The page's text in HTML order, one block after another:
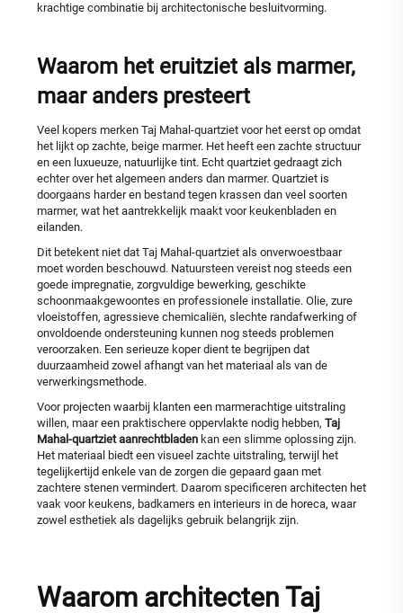
krachtige combinatie bij architectonische besluitvorming.
Waarom het eruitziet als marmer,
maar anders presteert
Veel kopers merken Taj Mahal-quartziet voor het eerst op omdat
het lijkt op zachte, beige marmer. Het heeft een zachte structuur
en een luxueuze, natuurlijke tint. Echt quartziet gedraagt zich
echter over het algemeen anders dan marmer. Quartziet is
doorgaans harder en bestand tegen krassen dan veel soorten
marmer, wat het aantrekkelijk maakt voor keukenbladen en
eilanden.
Dit betekent niet dat Taj Mahal-quartziet als onverwoestbaar
moet worden beschouwd. Natuursteen vereist nog steeds een
goede impregnatie, zorgvuldige bewerking, geschikte
schoonmaakgewoontes en professionele installatie. Olie, zure
vloeistoffen, agressieve chemicaliën, slechte randafwerking of
onvoldoende ondersteuning kunnen nog steeds problemen
veroorzaken. Een serieuze koper dient te begrijpen dat
duurzaamheid zowel afhangt van het materiaal als van de
verwerkingsmethode.
Voor projecten waarbij klanten een marmerachtige uitstraling
willen, maar een praktischere oppervlakte nodig hebben, Taj
Mahal-quartziet aanrechtbladen kan een slimme oplossing zijn.
Het materiaal biedt een visueel zachte uitstraling, terwijl het
tegelijkertijd enkele van de zorgen die gepaard gaan met
zachtere stenen vermindert. Daarom specificeren architecten het
vaak voor keukens, badkamers en interieurs in de horeca, waar
zowel esthetiek als dagelijks gebruik belangrijk zijn.
Waarom architecten Taj